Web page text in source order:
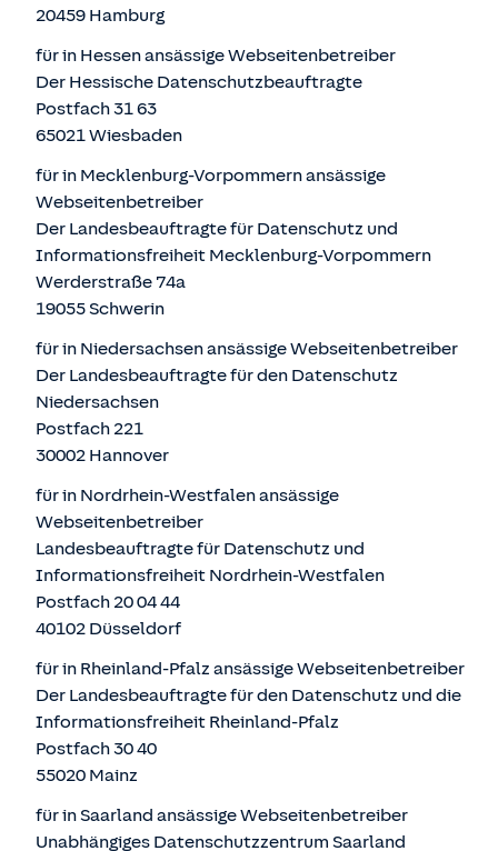
20459 Hamburg
für in Hessen ansässige Webseitenbetreiber
Der Hessische Datenschutzbeauftragte
Postfach 31 63
65021 Wiesbaden
für in Mecklenburg-Vorpommern ansässige
Webseitenbetreiber
Der Landesbeauftragte für Datenschutz und
Informationsfreiheit Mecklenburg-Vorpommern
Werderstraße 74a
19055 Schwerin
für in Niedersachsen ansässige Webseitenbetreiber
Der Landesbeauftragte für den Datenschutz
Niedersachsen
Postfach 221
30002 Hannover
für in Nordrhein-Westfalen ansässige
Webseitenbetreiber
Landesbeauftragte für Datenschutz und
Informationsfreiheit Nordrhein-Westfalen
Postfach 20 04 44
40102 Düsseldorf
für in Rheinland-Pfalz ansässige Webseitenbetreiber
Der Landesbeauftragte für den Datenschutz und die
Informationsfreiheit Rheinland-Pfalz
Postfach 30 40
55020 Mainz
für in Saarland ansässige Webseitenbetreiber
Unabhängiges Datenschutzzentrum Saarland